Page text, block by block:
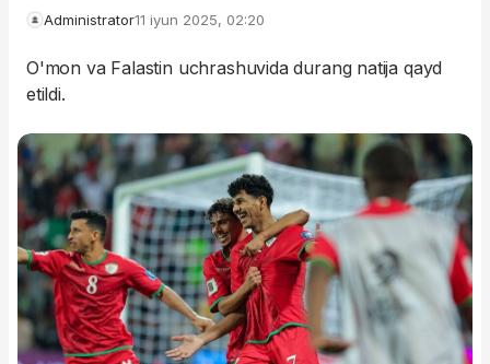
Administrator11 iyun 2025, 02:20
O'mon va Falastin uchrashuvida durang natija qayd
etildi.